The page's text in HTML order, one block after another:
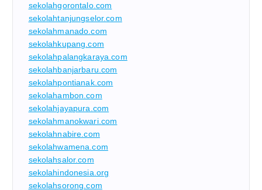
sekolahgorontalo.com
sekolahtanjungselor.com
sekolahmanado.com
sekolahkupang.com
sekolahpalangkaraya.com
sekolahbanjarbaru.com
sekolahpontianak.com
sekolahambon.com
sekolahjayapura.com
sekolahmanokwari.com
sekolahnabire.com
sekolahwamena.com
sekolahsalor.com
sekolahindonesia.org
sekolahsorong.com